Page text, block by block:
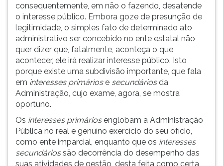
consequentemente, em não o fazendo, desatende
o interesse público. Embora goze de presunção de
legitimidade, o simples fato de determinado ato
administrativo ser concebido no ente estatal não
quer dizer que, fatalmente, aconteça o que
acontecer, ele irá realizar interesse público. Isto
porque existe uma subdivisão importante, que fala
em interesses primáriose secundáriosda
Administração, cujo exame, agora, se mostra
oportuno.
Os interesses primáriosenglobam a Administração
Pública no real e genuíno exercício do seu ofício,
como ente imparcial, enquanto que os interesses
secundáriossão decorrência do desempenho das
suas atividades de gestão, desta feita como certa